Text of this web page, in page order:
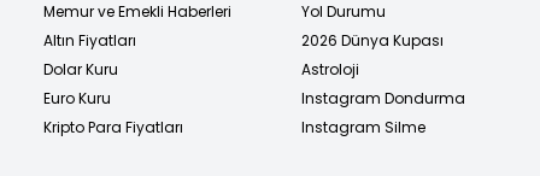
Memur ve Emekli Haberleri
Altın Fiyatları
Dolar Kuru
Euro Kuru
Kripto Para Fiyatları
Yol Durumu
2026 Dünya Kupası
Astroloji
Instagram Dondurma
Instagram Silme